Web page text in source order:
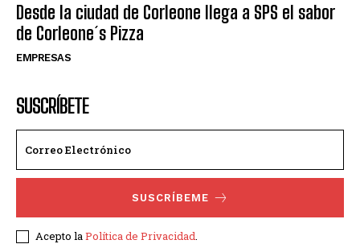
Desde la ciudad de Corleone llega a SPS el sabor
de Corleone´s Pizza
EMPRESAS
SUSCRÍBETE
SUSCRÍBEME
Acepto laPolítica de Privacidad.